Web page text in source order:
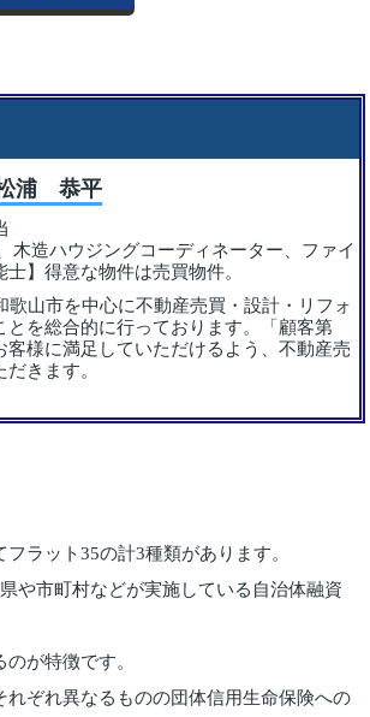
浦 恭平
木造ハウジングコーディネーター、ファイ
】得意な物件は売買物件。
歌山市を中心に不動産売買・設計・リフォ
を総合的に行っております。「顧客第
様に満足していただけるよう、不動産売
きます。
ラット35の計3種類があります。
や市町村などが実施している自治体融資
が特徴です。
ぞれ異なるものの団体信用生命保険への